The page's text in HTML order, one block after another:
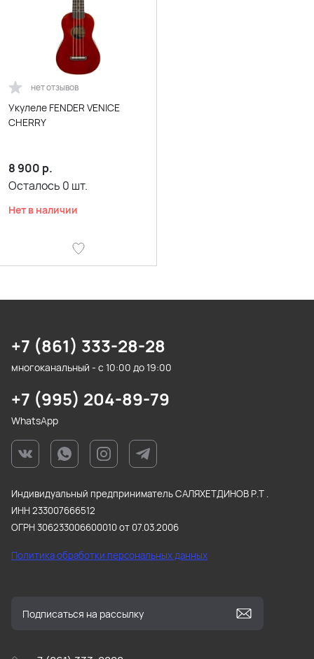
нет отзывов
Укулеле FENDER VENICE
CHERRY
8 900 р.
Осталось 0 шт.
Нет в наличии
+7 (861) 333-28-28
многоканальный - с 10:00 до 19:00
+7 (995) 204-89-79
WhatsApp
Индивидуальный предприниматель САЛЯХЕТДИНОВ Р.Т .
ИНН 233007666512
ОГРН 306233006600010 от 07.03.2006
Политика обработки персональных данных